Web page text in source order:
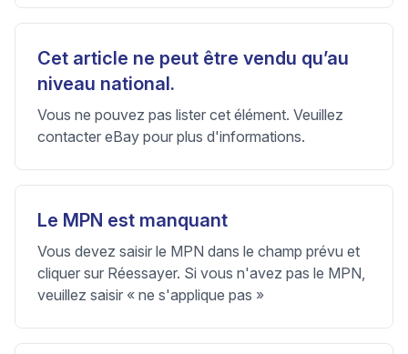
Cet article ne peut être vendu qu’au
niveau national.
Vous ne pouvez pas lister cet élément. Veuillez
contacter eBay pour plus d'informations.
Le MPN est manquant
Vous devez saisir le MPN dans le champ prévu et
cliquer sur Réessayer. Si vous n'avez pas le MPN,
veuillez saisir « ne s'applique pas »